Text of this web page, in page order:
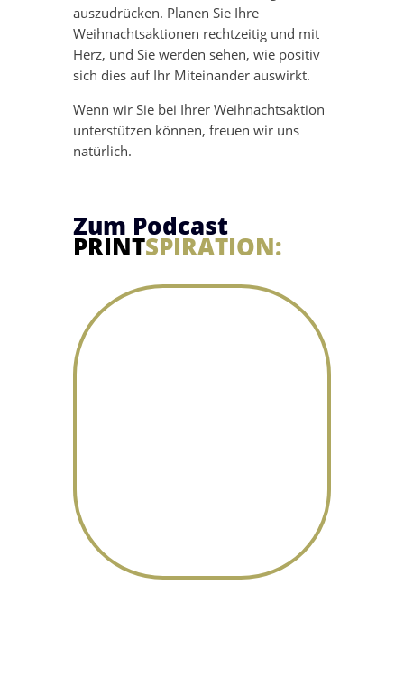
auszudrücken. Planen Sie Ihre
Weihnachtsaktionen rechtzeitig und mit
Herz, und Sie werden sehen, wie positiv
sich dies auf Ihr Miteinander auswirkt.
Wenn wir Sie bei Ihrer Weihnachtsaktion
unterstützen können, freuen wir uns
natürlich.
Zum Podcast
PRINTSPIRATION: